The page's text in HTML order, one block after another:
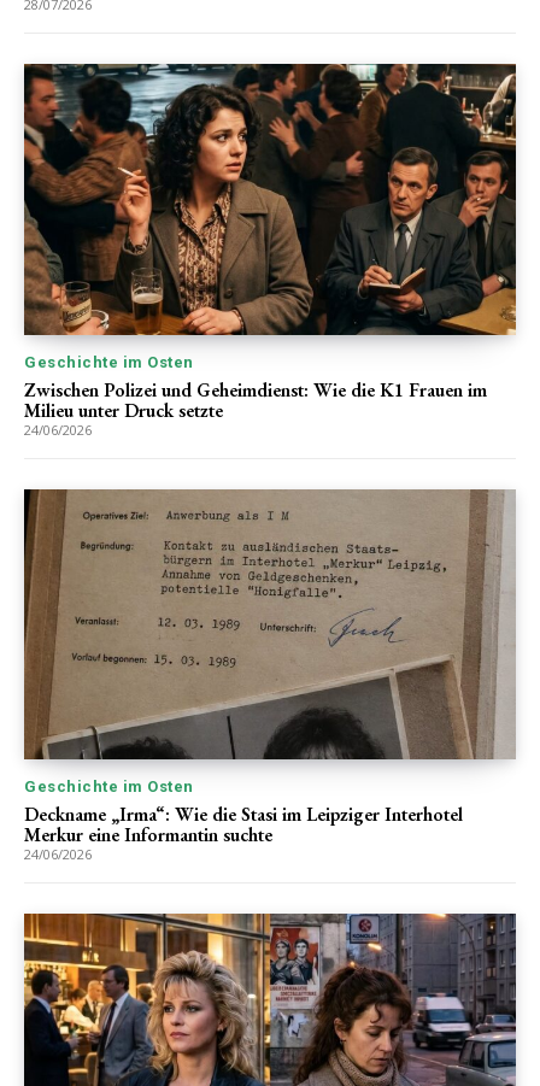
28/07/2026
Geschichte im Osten
Zwischen Polizei und Geheimdienst: Wie die K1 Frauen im
Milieu unter Druck setzte
24/06/2026
Geschichte im Osten
Deckname „Irma“: Wie die Stasi im Leipziger Interhotel
Merkur eine Informantin suchte
24/06/2026